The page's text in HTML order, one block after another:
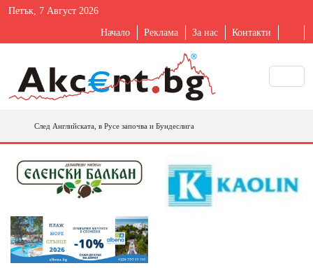
Петък, 7 Август 2026
Начало Реклама За нас Контакти
След Английската, в Русе започва и Бундеслига